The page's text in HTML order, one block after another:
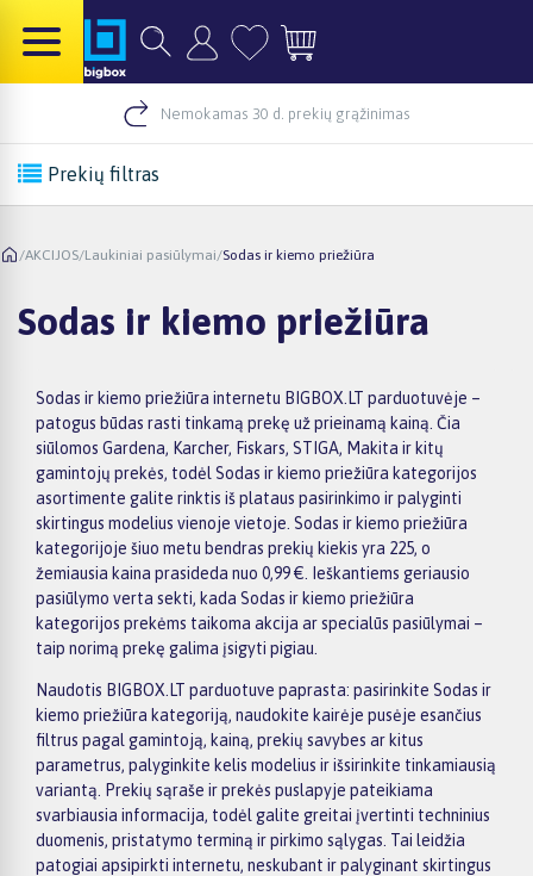
Nemokamas 30 d. prekių grąžinimas
Prekių filtras
/AKCIJOS/Laukiniai pasiūlymai/Sodas ir kiemo priežiūra
Sodas ir kiemo priežiūra
Sodas ir kiemo priežiūra internetu BIGBOX.LT parduotuvėje –
patogus būdas rasti tinkamą prekę už prieinamą kainą. Čia
siūlomos Gardena, Karcher, Fiskars, STIGA, Makita ir kitų
gamintojų prekės, todėl Sodas ir kiemo priežiūra kategorijos
asortimente galite rinktis iš plataus pasirinkimo ir palyginti
skirtingus modelius vienoje vietoje. Sodas ir kiemo priežiūra
kategorijoje šiuo metu bendras prekių kiekis yra 225, o
žemiausia kaina prasideda nuo 0,99 €. Ieškantiems geriausio
pasiūlymo verta sekti, kada Sodas ir kiemo priežiūra
kategorijos prekėms taikoma akcija ar specialūs pasiūlymai –
taip norimą prekę galima įsigyti pigiau.
Naudotis BIGBOX.LT parduotuve paprasta: pasirinkite Sodas ir
kiemo priežiūra kategoriją, naudokite kairėje pusėje esančius
filtrus pagal gamintoją, kainą, prekių savybes ar kitus
parametrus, palyginkite kelis modelius ir išsirinkite tinkamiausią
variantą. Prekių sąraše ir prekės puslapyje pateikiama
svarbiausia informacija, todėl galite greitai įvertinti techninius
duomenis, pristatymo terminą ir pirkimo sąlygas. Tai leidžia
patogiai apsipirkti internetu, neskubant ir palyginant skirtingus